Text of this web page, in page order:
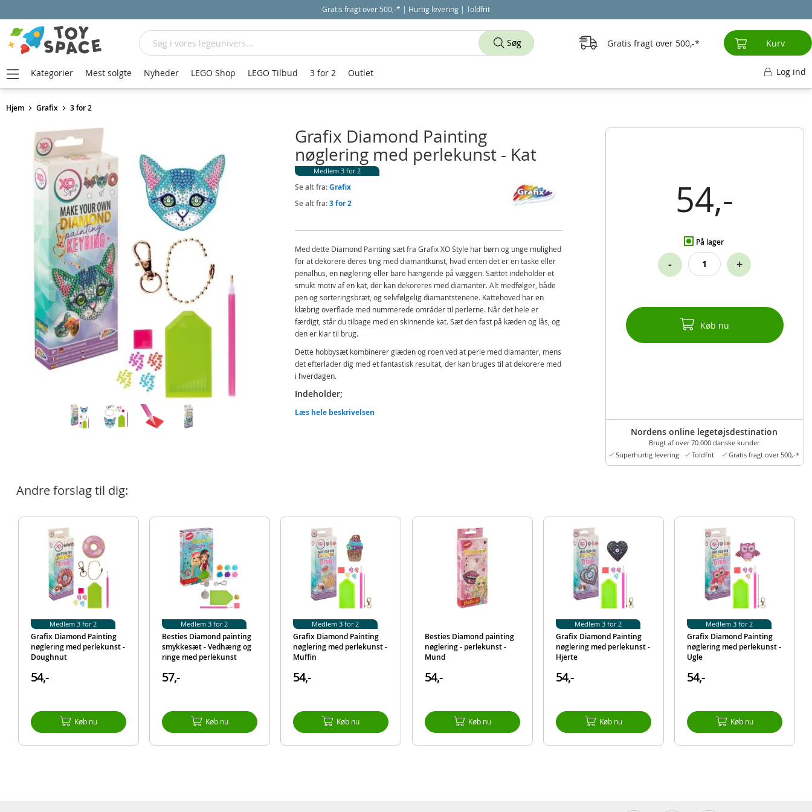
Gratis fragt over 500,-* | Hurtig levering | Toldfrit
Hjem Grafix 3 for 2
54,-
På lager
- +
Køb nu
Nordens online legetøjsdestination
Brugt af over 70.000 danske kunder
Superhurtig levering
Toldfrit Gratis fragt over 500,-*
Grafix Diamond Painting
nøglering med perlekunst - Kat
Medlem 3 for 2
Se alt fra:Grafix
Se alt fra:3 for 2
Med dette Diamond Painting sæt fra Grafix XO Style har børn og unge mulighed
for at dekorere deres ting med diamantkunst, hvad enten det er en taske eller
penalhus, en nøglering eller bare hængende på væggen. Sættet indeholder et
smukt motiv af en kat, der kan dekoreres med diamanter. Alt medfølger, både
pen og sorteringsbræt, og selvfølgelig diamantstenene. Kattehoved har en
klæbrig overflade med nummerede områder til perlerne. Når det hele er
færdigt, står du tilbage med en skinnende kat. Sæt den fast på kæden og lås, og
den er klar til brug.
Dette hobbysæt kombinerer glæden og roen ved at perle med diamanter, mens
det efterlader dig med et fantastisk resultat, der kan bruges til at dekorere med
i hverdagen.
Indeholder;
Kattemotiv med klæbrig overflade
Produktdetaljer
Model
8715427088259
Mærke
Læs hele beskrivelsen
Andre forslag til dig:
Grafix Diamond Painting
nøglering med perlekunst -
Doughnut
54,-
Køb nu
Medlem 3 for 2
Besties Diamond painting
smykkesæt - Vedhæng og
ringe med perlekunst
57,-
Køb nu
Medlem 3 for 2
Grafix Diamond Painting
nøglering med perlekunst -
Muffin
54,-
Køb nu
Medlem 3 for 2
Besties Diamond painting
nøglering - perlekunst -
Mund
54,-
Køb nu
Grafix Diamond Painting
nøglering med perlekunst -
Hjerte
54,-
Køb nu
Medlem 3 for 2
Grafix Diamond Painting
nøglering med perlekunst -
Ugle
54,-
Køb nu
Medlem 3 for 2
Søg
Søg Gratis fragt over 500,- Kurv
Kategorier Mest solgte Nyheder LEGO Shop LEGO Tilbud 3 for 2 Outlet Log ind